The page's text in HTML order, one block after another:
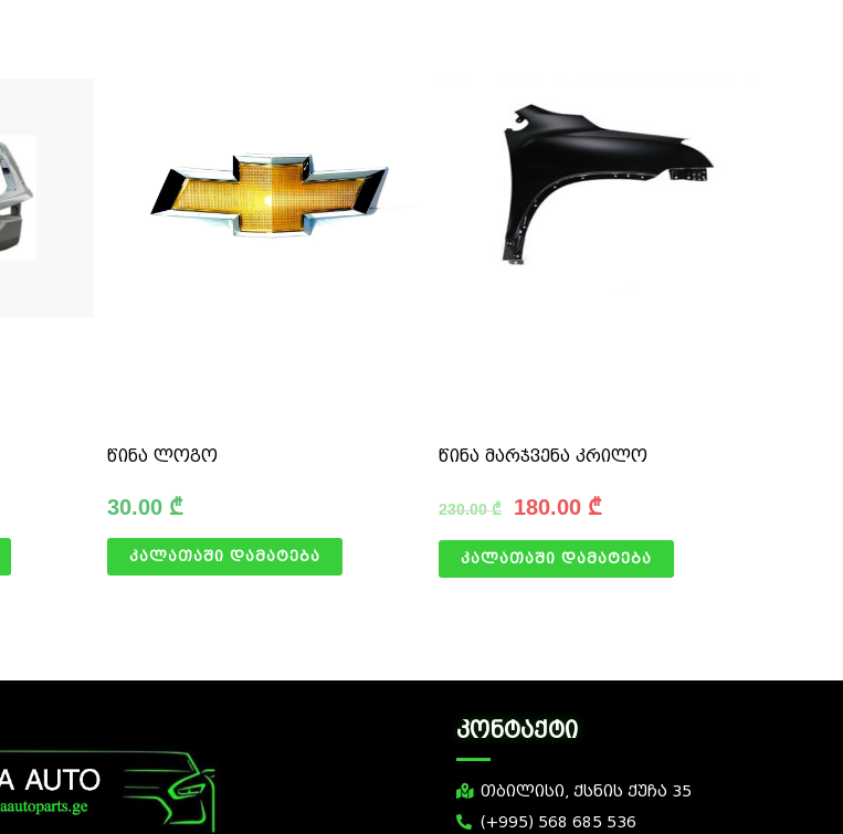
წინა ლოგო
30.00 ₾
კალათაში დამატება
წინა მარჯვენა კრილო
230.00₾ 180.00 ₾
კალათაში დამატება
კონტაქტი
თბილისი, ქსნის ქუჩა 35
(+995) 568 685 536